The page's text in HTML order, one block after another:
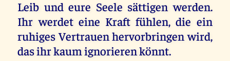
Leib und eure Seele sättigen werden.
Ihr werdet eine Kraft fühlen, die ein
ruhiges Vertrauen hervorbringen wird,
das ihr kaum ignorieren könnt.